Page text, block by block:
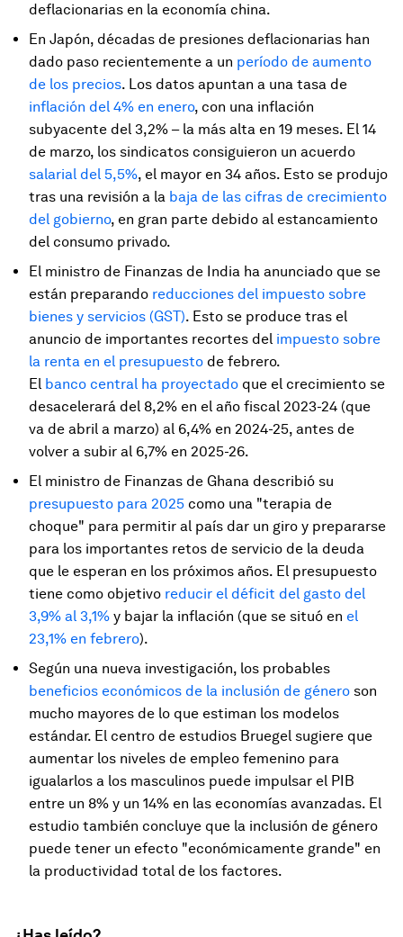
deflacionarias en la economía china.
En Japón, décadas de presiones deflacionarias han
dado paso recientemente a un período de aumento
de los precios. Los datos apuntan a una tasa de
inflación del 4% en enero, con una inflación
subyacente del 3,2% – la más alta en 19 meses. El 14
de marzo, los sindicatos consiguieron un acuerdo
salarial del 5,5%, el mayor en 34 años. Esto se produjo
tras una revisión a la baja de las cifras de crecimiento
del gobierno, en gran parte debido al estancamiento
del consumo privado.
El ministro de Finanzas de India ha anunciado que se
están preparando reducciones del impuesto sobre
bienes y servicios (GST). Esto se produce tras el
anuncio de importantes recortes del impuesto sobre
la renta en el presupuesto de febrero.
El banco central ha proyectado que el crecimiento se
desacelerará del 8,2% en el año fiscal 2023-24 (que
va de abril a marzo) al 6,4% en 2024-25, antes de
volver a subir al 6,7% en 2025-26.
El ministro de Finanzas de Ghana describió su
presupuesto para 2025 como una "terapia de
choque" para permitir al país dar un giro y prepararse
para los importantes retos de servicio de la deuda
que le esperan en los próximos años. El presupuesto
tiene como objetivo reducir el déficit del gasto del
3,9% al 3,1% y bajar la inflación (que se situó en el
23,1% en febrero).
Según una nueva investigación, los probables
beneficios económicos de la inclusión de género son
mucho mayores de lo que estiman los modelos
estándar. El centro de estudios Bruegel sugiere que
aumentar los niveles de empleo femenino para
igualarlos a los masculinos puede impulsar el PIB
entre un 8% y un 14% en las economías avanzadas. El
estudio también concluye que la inclusión de género
puede tener un efecto "económicamente grande" en
la productividad total de los factores.